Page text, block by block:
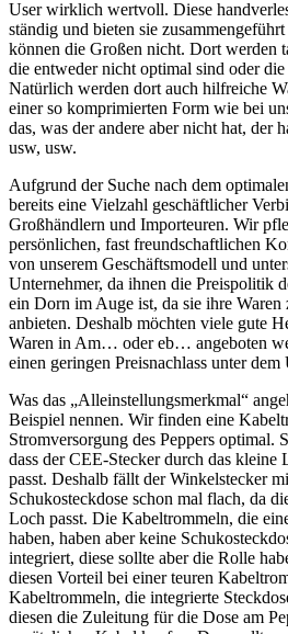
User wirklich wertvoll. Diese
ständig und bieten sie
können die Großen nicht. Dort werden
die entweder nicht optimal sind oder
Natürlich werden dort auch hilfreiche
einer so komprimierten Form wie bei
das, was der andere aber nicht hat, der
usw, usw.
Aufgrund der Suche nach dem
bereits eine Vielzahl geschäftlicher
Großhändlern und Importeuren. Wir
persönlichen, fast freundschaftlichen
von unserem Geschäftsmodell und
Unternehmer, da ihnen die Preispolitik
ein Dorn im Auge ist, da sie ihre Waren
anbieten. Deshalb möchten viele gute
Waren in Am… oder eb… angeboten
einen geringen Preisnachlass unter dem
Was das „Alleinstellungsmerkmal“
Beispiel nennen. Wir finden eine
Stromversorgung des Peppers optimal.
dass der CEE-Stecker durch das kleine
passt. Deshalb fällt der Winkelstecker
Schukosteckdose schon mal flach, da
Loch passt. Die Kabeltrommeln, die
haben, haben aber keine
integriert, diese sollte aber die Rolle
diesen Vorteil bei einer teuren
Kabeltrommeln, die integrierte
diesen die Zuleitung für die Dose am